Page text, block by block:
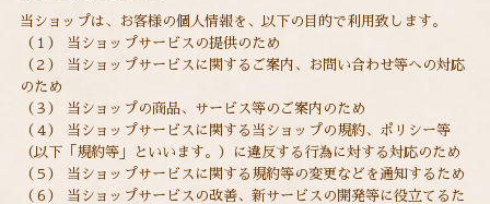
当ショップは、お客様の個人情報を、以下の目的で利用致します。
（１） 当ショップサービスの提供のため
（２） 当ショップサービスに関するご案内、お問い合わせ等への対応
のため
（３） 当ショップの商品、サービス等のご案内のため
（４） 当ショップサービスに関する当ショップの規約、ポリシー等
（以下「規約等」といいます。）に違反する行為に対する対応のため
（５） 当ショップサービスに関する規約等の変更などを通知するため
（６） 当ショップサービスの改善、新サービスの開発等に役立てるた